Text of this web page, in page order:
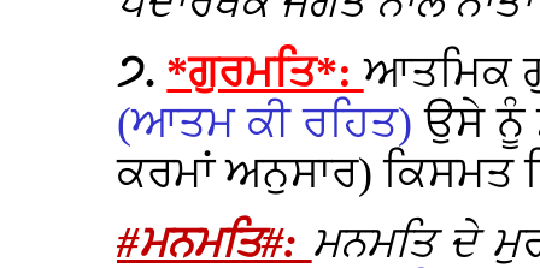
੭. *ਗੁਰਮਤਿ*:ਆਤਮਿਕ
(ਆਤਮ ਕੀ ਰਹਿਤ)ਉਸੇ ਨੂੰ
ਕਰਮਾਂ ਅਨੁਸਾਰ) ਕਿਸਮਤ
#ਮਨਮਤਿ#: ਮਨਮਤਿ ਦੇ